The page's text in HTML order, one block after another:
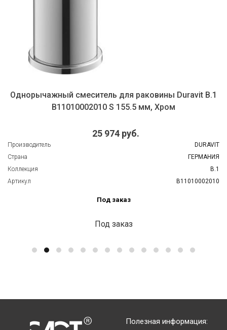
Однорычажный смеситель для раковины Duravit B.1
B11010002010 S 155.5 мм, Хром
25 974 руб.
Производитель
DURAVIT
Страна
ГЕРМАНИЯ
Коллекция
B.1
Артикул
B11010002010
Под заказ
Под заказ
Полезная информация: